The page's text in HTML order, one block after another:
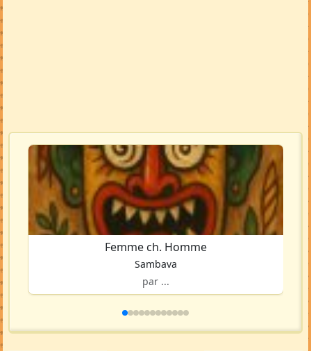
Femme ch. Homme
Sambava
par ...